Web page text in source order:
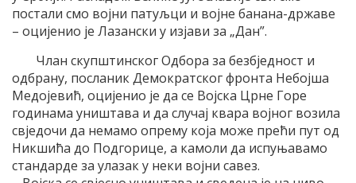
постали смо војни патуљци и војне банана-државе
– оцијенио је Лазански у изјави за „Дан”.
Члан скупштинског Одбора за безбједност и
одбрану, посланик Демократског фронта Небојша
Медојевић, оцијенио је да се Војска Црне Горе
годинама уништава и да случај квара војног возила
свједочи да немамо опрему која може прећи пут од
Никшића до Подгорице, а камоли да испуњавамо
стандарде за улазак у неки војни савез.